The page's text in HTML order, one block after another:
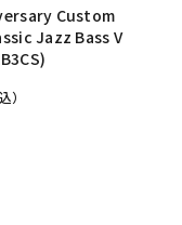
Custom
Jazz Bass V
）